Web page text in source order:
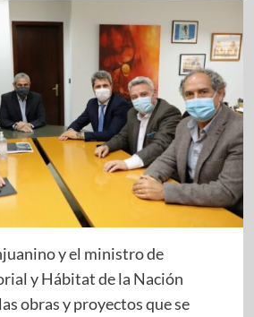
y el ministro de
y Hábitat de la Nación
obras y proyectos que se